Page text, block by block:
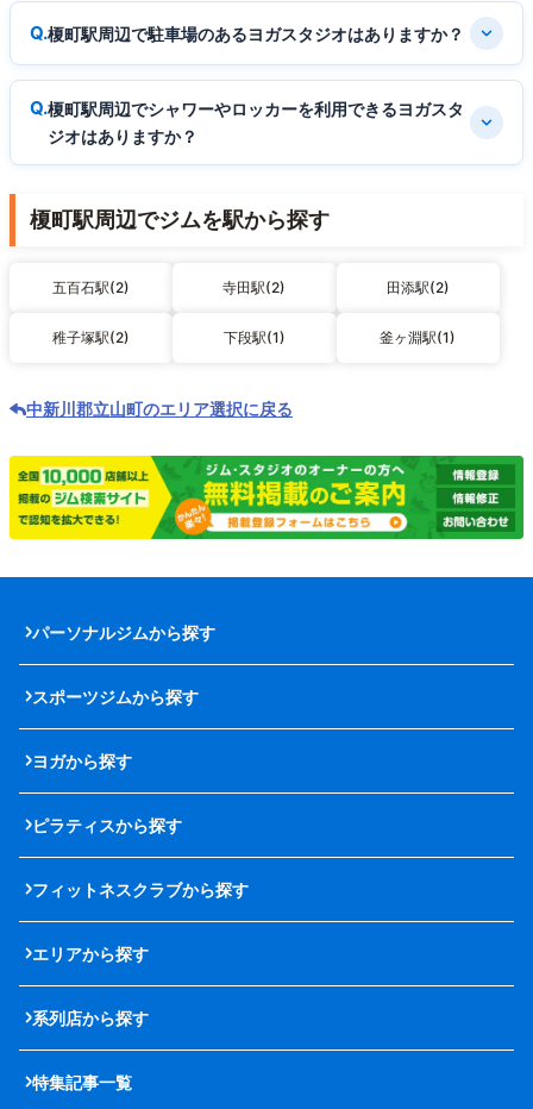
榎町駅周辺で駐車場のあるヨガスタジオはありますか？
榎町駅周辺でシャワーやロッカーを利用できるヨガスタ
ジオはありますか？
榎町駅周辺でジムを駅から探す
五百石駅(2) 寺田駅(2) 田添駅(2)
稚子塚駅(2) 下段駅(1) 釜ヶ淵駅(1)
中新川郡立山町のエリア選択に戻る
パーソナルジムから探す
スポーツジムから探す
ヨガから探す
ピラティスから探す
フィットネスクラブから探す
エリアから探す
系列店から探す
特集記事一覧